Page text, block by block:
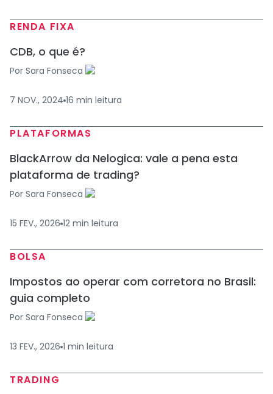
RENDA FIXA
CDB, o que é?
Por Sara Fonseca
7 NOV., 2024 16 min leitura
PLATAFORMAS
BlackArrow da Nelogica: vale a pena esta
plataforma de trading?
Por Sara Fonseca
15 FEV., 2026 12 min leitura
BOLSA
Impostos ao operar com corretora no Brasil:
guia completo
Por Sara Fonseca
13 FEV., 2026 1 min leitura
TRADING